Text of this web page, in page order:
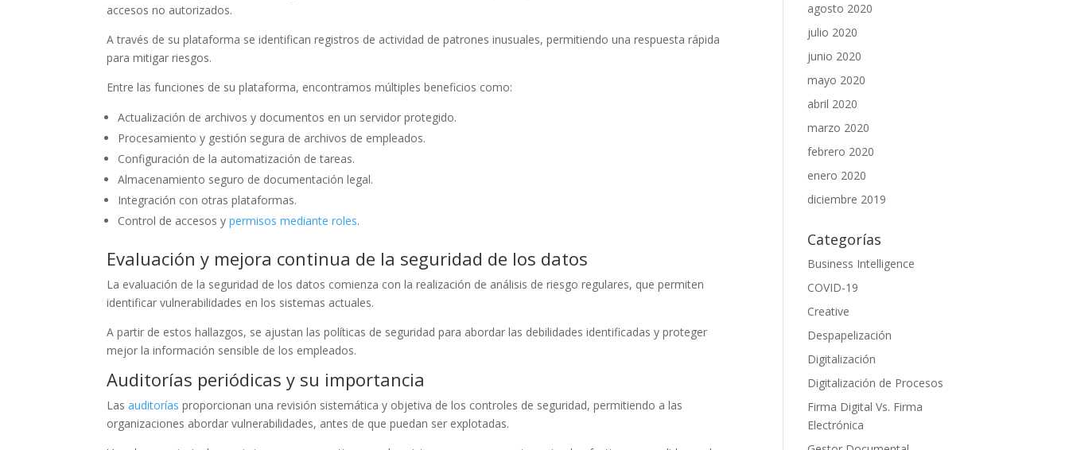
accesos no autorizados.
A través de su plataforma se identifican registros de actividad de patrones inusuales, permitiendo una respuesta rápida
para mitigar riesgos.
Entre las funciones de su plataforma, encontramos múltiples beneficios como:
Actualización de archivos y documentos en un servidor protegido.
Procesamiento y gestión segura de archivos de empleados.
Configuración de la automatización de tareas.
Almacenamiento seguro de documentación legal.
Integración con otras plataformas.
Control de accesos ypermisos mediante roles.
Evaluación y mejora continua de la seguridad de los datos
La evaluación de la seguridad de los datos comienza con la realización de análisis de riesgo regulares, que permiten
identificar vulnerabilidades en los sistemas actuales.
A partir de estos hallazgos, se ajustan las políticas de seguridad para abordar las debilidades identificadas y proteger
mejor la información sensible de los empleados.
Auditorías periódicas y su importancia
Lasauditorías proporcionan una revisión sistemática y objetiva de los controles de seguridad, permitiendo a las
organizaciones abordar vulnerabilidades, antes de que puedan ser explotadas.
agosto 2020
julio 2020
junio 2020
mayo 2020
abril 2020
marzo 2020
febrero 2020
enero 2020
diciembre 2019
Categorías
Business Intelligence
COVID-19
Creative
Despapelización
Digitalización
Digitalización de Procesos
Firma Digital Vs. Firma
Electrónica